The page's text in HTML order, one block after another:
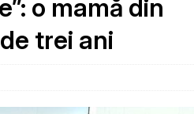
o mamă din
trei ani